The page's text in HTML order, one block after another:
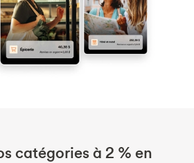
catégories à 2 % en